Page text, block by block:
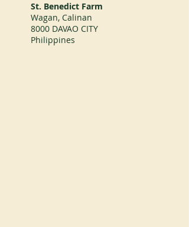
St. Benedict Farm
Wagan, Calinan
8000 DAVAO CITY
Philippines